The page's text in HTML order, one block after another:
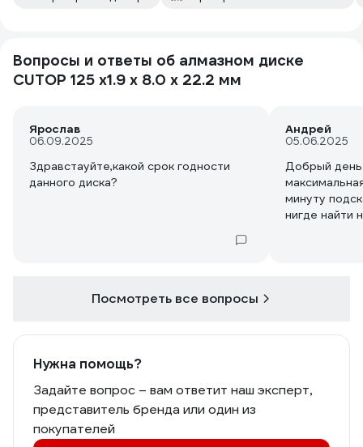
Вопросы и ответы об алмазном диске
CUTOP 125 x1.9 x 8.0 x 22.2 мм
Ярослав
06.09.2025
Здравстауйте,какой срок годности
данного диска?
Андрей
05.06.2025
Добрый
минуту
нигде найти
Посмотреть все вопросы
Нужна помощь?
Задайте вопрос – вам ответит наш эксперт,
представитель бренда или один из
покупателей